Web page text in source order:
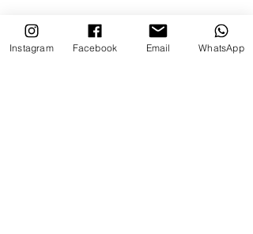
Instagram Facebook Email WhatsApp